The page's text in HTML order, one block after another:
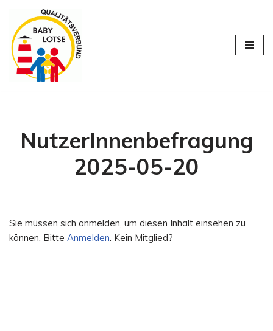
Zum
Inhalt
springen
NutzerInnenbefragung
2025-05-20
Sie müssen sich anmelden, um diesen Inhalt einsehen zu
können. Bitte Anmelden. Kein Mitglied?